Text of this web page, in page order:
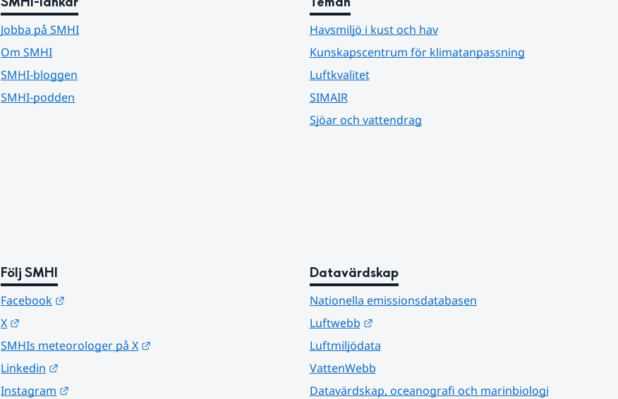
Jobba på SMHI
Om SMHI
SMHI-bloggen
SMHI-podden
Havsmiljö i kust och hav
Kunskapscentrum för klimatanpassning
Luftkvalitet
SIMAIR
Sjöar och vattendrag
Följ SMHI
Facebook
X
SMHIs meteorologer på X
Linkedin
Instagram
Datavärdskap
Nationella emissionsdatabasen
Luftwebb
Länk till annan webbplats.
Luftmiljödata
VattenWebb
Datavärdskap, oceanografi och marinbiologi